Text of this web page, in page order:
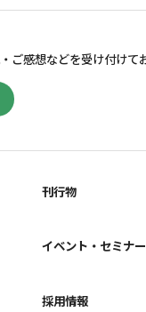
ご感想などを受け付けて
刊行物
イベント・セミナー
採用情報